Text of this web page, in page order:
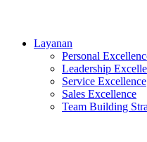
Layanan
Personal
Leadership
Service Excellence
Sales Excellence
Team Building